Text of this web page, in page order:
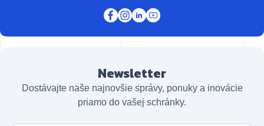
Newsletter
Dostávajte naše najnovšie správy, ponuky a inovácie
priamo do vašej schránky.